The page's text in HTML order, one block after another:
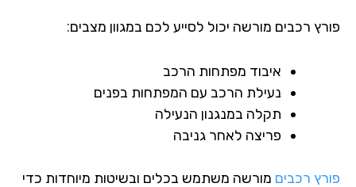
רכבים מורשה יכול לסייע לכם במגוון מצבים:
איבוד מפתחות הרכב
נעילת הרכב עם המפתחות בפנים
תקלה במנגנון הנעילה
פריצה לאחר גניבה
רכביםמורשה משתמש בכלים ובשיטות מיוחדות כדי